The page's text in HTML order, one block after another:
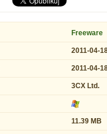
Freeware
2011-04-
2011-04-
3CX Ltd.
11.39 MB